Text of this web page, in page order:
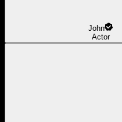
John
Actor